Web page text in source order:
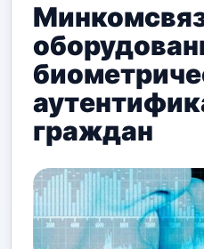
граждан